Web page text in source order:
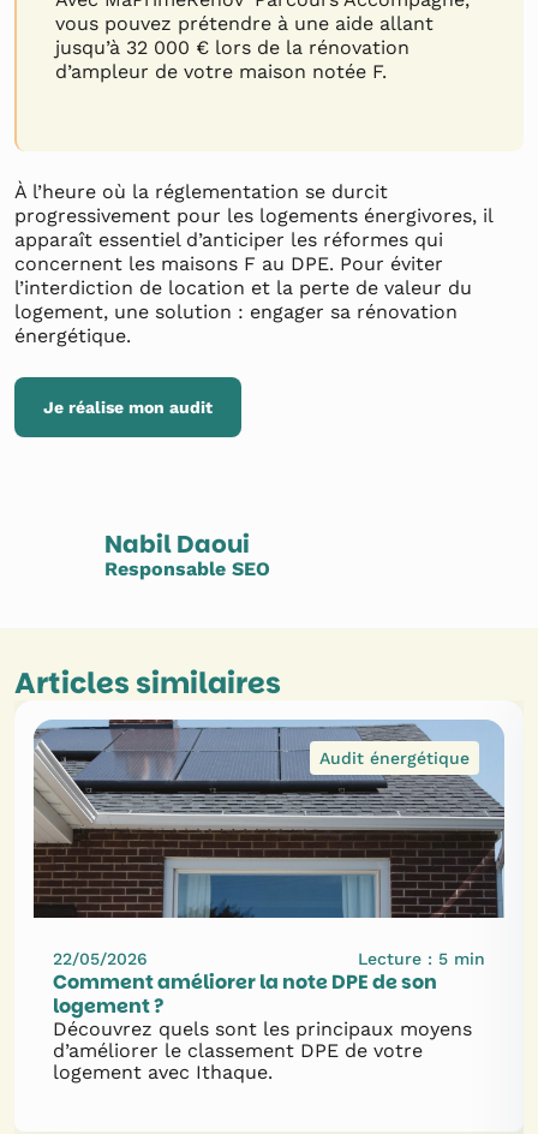
vous pouvez prétendre à une aide allant
jusqu’à 32 000 € lors de la rénovation
d’ampleur de votre maison notée F.
À l’heure où la réglementation se durcit
progressivement pour les logements énergivores, il
apparaît essentiel d’anticiper les réformes qui
concernent les maisons F au DPE. Pour éviter
l’interdiction de location et la perte de valeur du
logement, une solution : engager sa rénovation
énergétique.
Je réalise mon audit
Nabil Daoui
Responsable SEO
Articles similaires
Audit énergétique
22/05/2026 Lecture : 5 min
Comment améliorer la note DPE de son
logement ?
Découvrez quels sont les principaux moyens
d’améliorer le classement DPE de votre
logement avec Ithaque.